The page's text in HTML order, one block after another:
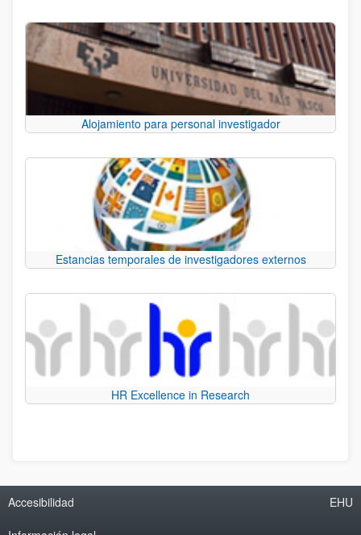
Alojamiento para personal investigador
Estancias temporales de investigadores externos
HR Excellence in Research
Accesibilidad EHU